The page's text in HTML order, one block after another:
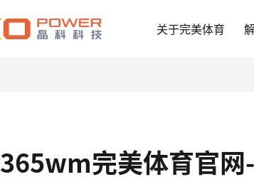
关于完美体育
365wm完美体育官网